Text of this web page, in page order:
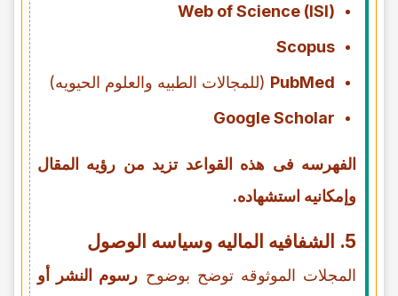
Web of Science (ISI)
Scopus
PubMed (للمجالات الطبیه والعلوم الحیویه)
Google Scholar
الفهرسه فی هذه القواعد تزید من رؤیه المقال
وإمکانیه استشهاده.
5. الشفافیه المالیه وسیاسه الوصول
المجلات الموثوقه توضح بوضوح رسوم النشر أو